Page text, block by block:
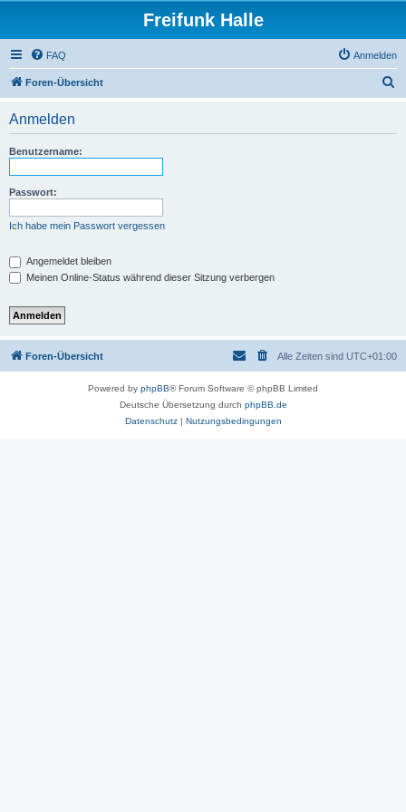
Freifunk Halle
FAQ Anmelden
Foren-Übersicht
Anmelden
Benutzername:
Passwort:
Ich habe mein Passwort vergessen
Angemeldet bleiben
Meinen Online-Status während dieser Sitzung verbergen
Foren-Übersicht Alle Zeiten sind UTC+01:00
Powered by phpBB® Forum Software © phpBB Limited
Deutsche Übersetzung durch phpBB.de
Datenschutz| Nutzungsbedingungen